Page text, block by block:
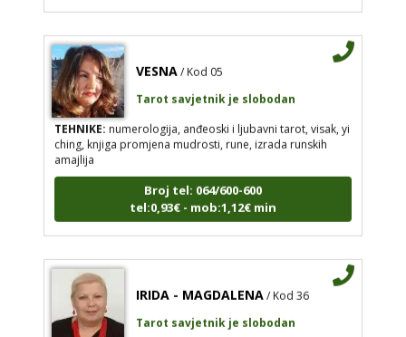
VESNA / Kod 05
Tarot savjetnik je slobodan
TEHNIKE:numerologija, anđeoski i ljubavni tarot, visak, yi
ching, knjiga promjena mudrosti, rune, izrada runskih
amajlija
Broj tel: 064/600-600
tel:0,93€ - mob:1,12€ min
IRIDA - MAGDALENA / Kod 36
Tarot savjetnik je slobodan